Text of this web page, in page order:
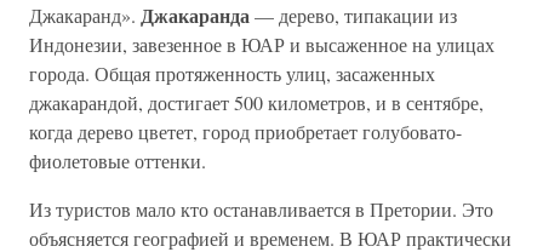
Джакаранд». Джакаранда— дерево, типакации из
Индонезии, завезенное в ЮАР и высаженное на улицах
города. Общая протяженность улиц, засаженных
джакарандой, достигает 500 километров, и в сентябре,
когда дерево цветет, город приобретает голубовато-
фиолетовые оттенки.
Из туристов мало кто останавливается в Претории. Это
объясняется географией и временем. В ЮАР практически